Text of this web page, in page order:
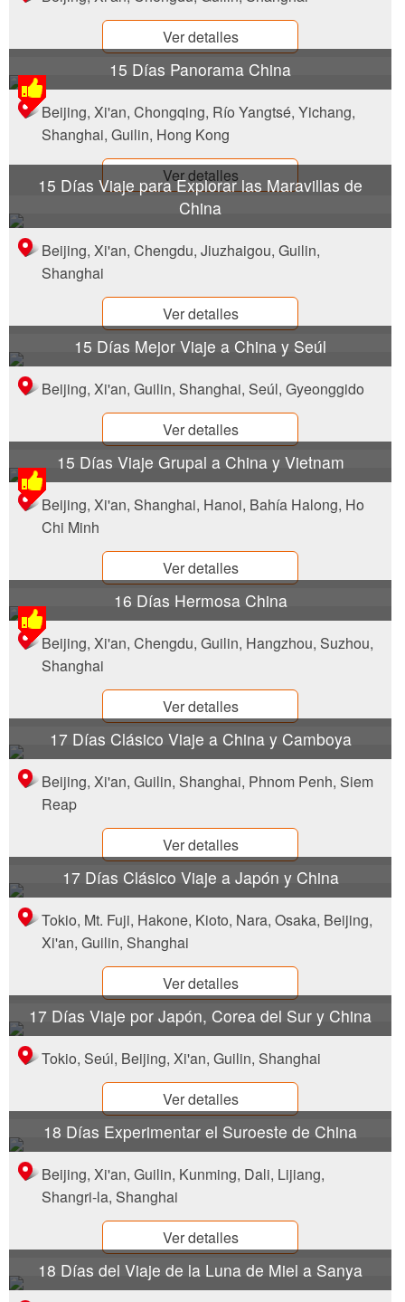
Ver detalles
15 Días Panorama China
Beijing, Xi'an, Chongqing, Río Yangtsé, Yichang,
Shanghai, Guilin, Hong Kong
Ver detalles
15 Días Viaje para Explorar las Maravillas de
China
Beijing, Xi'an, Chengdu, Jiuzhaigou, Guilin,
Shanghai
Ver detalles
15 Días Mejor Viaje a China y Seúl
Beijing, Xi'an, Guilin, Shanghai, Seúl, Gyeonggido
Ver detalles
15 Días Viaje Grupal a China y Vietnam
Beijing, Xi'an, Shanghai, Hanoi, Bahía Halong, Ho
Chi Minh
Ver detalles
16 Días Hermosa China
Beijing, Xi'an, Chengdu, Guilin, Hangzhou, Suzhou,
Shanghai
Ver detalles
17 Días Clásico Viaje a China y Camboya
Beijing, Xi'an, Guilin, Shanghai, Phnom Penh, Siem
Reap
Ver detalles
17 Días Clásico Viaje a Japón y China
Tokio, Mt. Fuji, Hakone, Kioto, Nara, Osaka, Beijing,
Xi'an, Guilin, Shanghai
Ver detalles
17 Días Viaje por Japón, Corea del Sur y China
Tokio, Seúl, Beijing, Xi'an, Guilin, Shanghai
Ver detalles
18 Días Experimentar el Suroeste de China
Beijing, Xi'an, Guilin, Kunming, Dali, Lijiang,
Shangri-la, Shanghai
Ver detalles
18 Días del Viaje de la Luna de Miel a Sanya